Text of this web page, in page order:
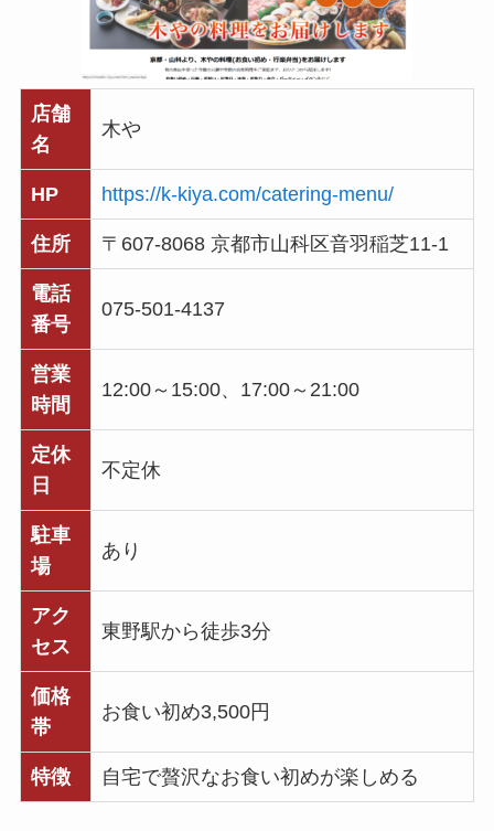
店舗
名
木や
HP https://k-kiya.com/catering-menu/
住所 〒607-8068 京都市山科区音羽稲芝11-1
電話
番号
075-501-4137
営業
時間
12:00～15:00、17:00～21:00
定休
日
不定休
駐車
場
あり
アク
セス
東野駅から徒歩3分
価格
帯
お食い初め3,500円
特徴 自宅で贅沢なお食い初めが楽しめる